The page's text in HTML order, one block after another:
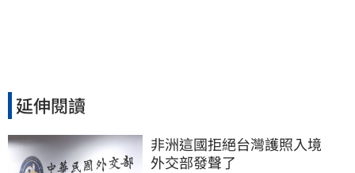
延伸閱讀
非洲這國拒絕台灣護照入境
外交部發聲了